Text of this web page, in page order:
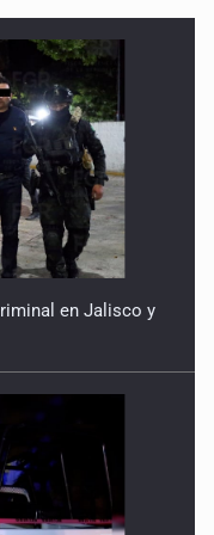
en Jalisco y